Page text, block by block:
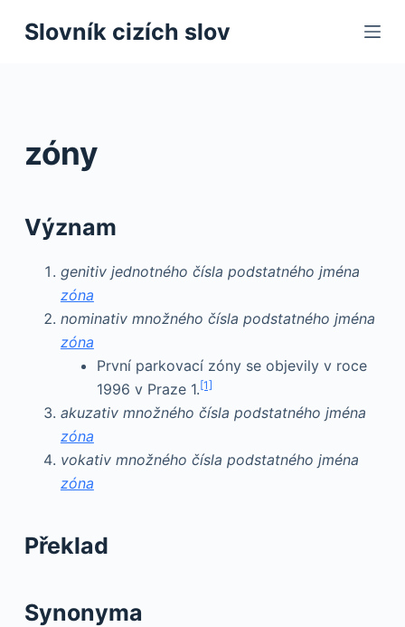
SSlovník cizích slov
zóny
Význam
genitiv jednotného čísla podstatného jména
zóna
nominativ množného čísla podstatného jména
zóna
První parkovací zóny se objevily v roce
1996 v Praze 1.[1]
akuzativ množného čísla podstatného jména
zóna
vokativ množného čísla podstatného jména
zóna
Překlad
Synonyma